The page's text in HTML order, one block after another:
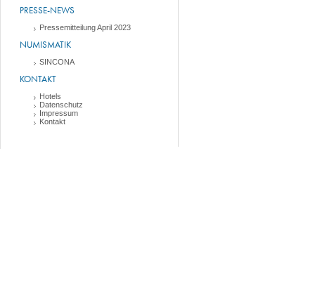
PRESSE-NEWS
Pressemitteilung April 2023
NUMISMATIK
SINCONA
KONTAKT
Hotels
Datenschutz
Impressum
Kontakt